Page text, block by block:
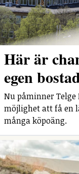
Här är
egen
Nu påminner
möjlighet att få en
många köpoäng.